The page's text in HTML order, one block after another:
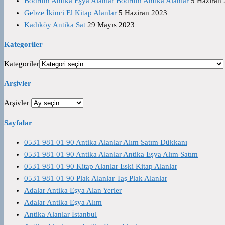
Gebze İkinci El Kitap Alanlar 5 Haziran 2023
Kadıköy Antika Sat 29 Mayıs 2023
Kategoriler
Kategoriler
Arşivler
Arşivler
Sayfalar
0531 981 01 90 Antika Alanlar Alım Satım Dükkanı
0531 981 01 90 Antika Alanlar Antika Eşya Alım Satım
0531 981 01 90 Kitap Alanlar Eski Kitap Alanlar
0531 981 01 90 Plak Alanlar Taş Plak Alanlar
Adalar Antika Eşya Alan Yerler
Adalar Antika Eşya Alım
Antika Alanlar İstanbul